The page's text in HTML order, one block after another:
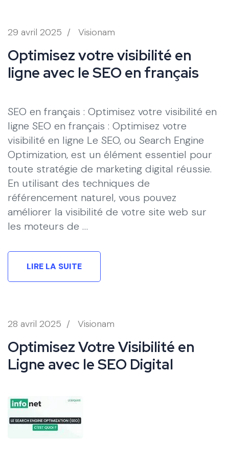
29 avril 2025 / Visionam
Optimisez votre visibilité en
ligne avec le SEO en français
SEO en français : Optimisez votre visibilité en
ligne SEO en français : Optimisez votre
visibilité en ligne Le SEO, ou Search Engine
Optimization, est un élément essentiel pour
toute stratégie de marketing digital réussie.
En utilisant des techniques de
référencement naturel, vous pouvez
améliorer la visibilité de votre site web sur
les moteurs de …
LIRE LA SUITE
28 avril 2025 / Visionam
Optimisez Votre Visibilité en
Ligne avec le SEO Digital